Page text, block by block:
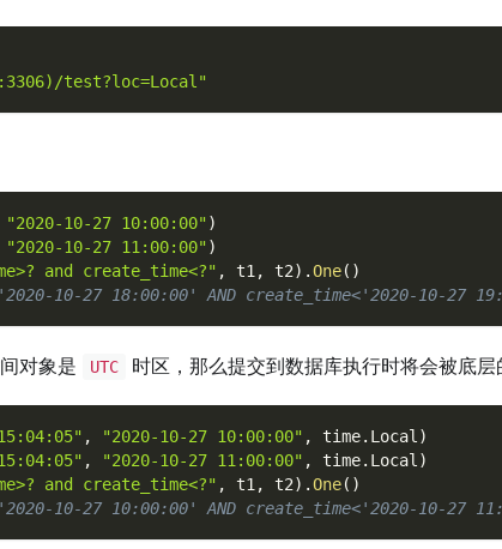
test?loc=Local"
"2020-10-27 10:00:00")
"2020-10-27 11:00:00")
and create_time<?" , t1 , t2) .One( )
10-27 18:00:00' AND create_time<'2020-10-27
对象是 UTC 时区，那么提交到数据库执行时将会被底层
, "2020-10-27 10:00:00" , time. Local )
, "2020-10-27 11:00:00" , time. Local )
and create_time<?" , t1 , t2) .One( )
10-27 10:00:00' AND create_time<'2020-10-27